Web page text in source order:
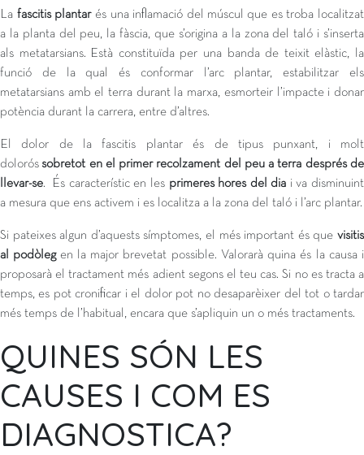
La fascitis plantarés una inflamació del músculque es troba localitzat
a la planta del peu, la fàscia, que s’origina a la zona del taló i s’inserta
als metatarsians.
Està constituïda per una banda de teixit elàstic, la
funció de la qual és conformar l’arc plantar, estabilitzar els
metatarsians amb el terra durant la marxa, esmorteir l’impacte i donar
potència durant la carrera, entre d’altres.
El dolor de la fascitis plantar és de tipus punxant, i molt
dolorós sobretot en el primer recolzament del peu a terra després de
llevar-se. És característic en les primeres hores del dia i va disminuint
a mesura que ens activem i es localitza a la zona del taló i l’arc plantar.
Si pateixes algun d’aquests símptomes, el més important és que visitis
al podòlegen la major brevetat possible. Valorarà quina és la causa i
proposarà el tractament més adient segons el teu cas. Si no es tracta a
temps, es pot cronificar i el dolor pot no desaparèixer del tot o tardar
més temps de l’habitual, encara que s’apliquin un o més tractaments.
QUINES SÓN LES
CAUSES I COM ES
DIAGNOSTICA?